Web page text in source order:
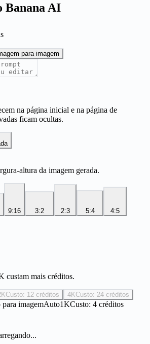
Banana AI
para imagem
na página inicial e na página de
ficam ocultas.
altura da imagem gerada.
9:16 3:2 2:3 5:4 4:5
custam mais créditos.
Custo: 12 créditos 4KCusto: 24 créditos
para imagemAuto1KCusto: 4 créditos